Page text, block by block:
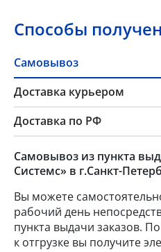
Способы
Самовывоз
Доставка курьером
Доставка по РФ
Самовывоз из пункта
Системс» в г.Санкт-
Вы можете
рабочий день
пункта выдачи заказов.
к отгрузке вы получите